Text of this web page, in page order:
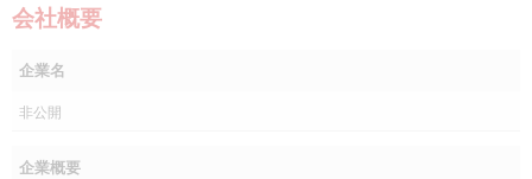
会社概要
企業名
非公開
企業概要